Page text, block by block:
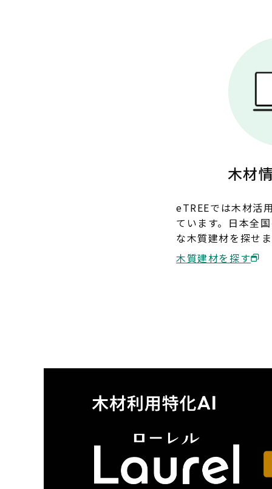
木材
eTREEでは木材活
ています。日本全
な木質建材を探せ
木質建材を探す